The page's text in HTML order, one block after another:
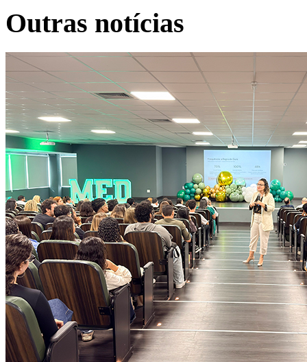
Outras notícias